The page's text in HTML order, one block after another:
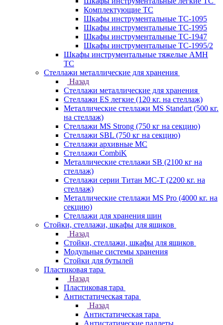
Комплектующие ТС
Шкафы инструментальные TC-1095
Шкафы инструментальные TC-1995
Шкафы инструментальные ТС-1947
Шкафы инструментальные ТС-1995/2
Шкафы инструментальные тяжелые AMH
TC
Стеллажи металлические для хранения
Назад
Стеллажи металлические для хранения
Стеллажи ES легкие (120 кг. на стеллаж)
Металлические стеллажи MS Standart (500 кг.
на стеллаж)
Стеллажи MS Strong (750 кг на секцию)
Стеллажи SBL (750 кг на секцию)
Стеллажи архивные МС
Стеллажи CombiK
Металлические стеллажи SB (2100 кг на
стеллаж)
Стеллажи серии Титан МС-Т (2200 кг. на
стеллаж)
Металлические стеллажи MS Pro (4000 кг. на
секцию)
Стеллажи для хранения шин
Стойки, стеллажи, шкафы для ящиков
Назад
Стойки, стеллажи, шкафы для ящиков
Модульные системы хранения
Стойки для бутылей
Пластиковая тара
Назад
Пластиковая тара
Антистатическая тара
Назад
Антистатическая тара
Антистатические паллеты